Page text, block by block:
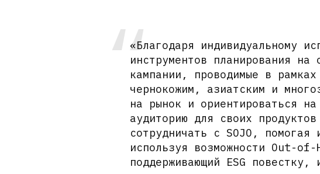
«Благодаря индивидуальному
инструментов планирования на
кампании, проводимые в
чернокожим, азиатским и
на рынок и ориентироваться
аудиторию для своих
сотрудничать с SOJO,
используя возможности Out-of-
поддерживающий ESG